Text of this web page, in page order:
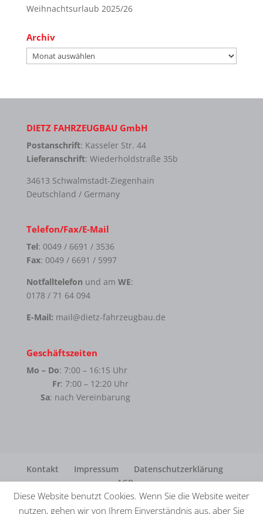
Weihnachtsurlaub 2025/26
Archiv
Archiv
DIETZ FAHRZEUGBAU GmbH
Postanschrift: Kasseler Str. 44
Lieferanschrift: Wiederholdstraße 35b
34613 Schwalmstadt-Ziegenhain
Deutschland / Germany
Telefon/Fax/E-Mail
Tel: 0049 / 6691 / 3536
Fax: 0049 / 6691 / 5997
Notfalltelefon und am WE:
0178 / 71 64 094
E-Mail: mail@dietz-fahrzeugbau.de
Geschäftszeiten
Mo – Do: 7:00 – 16:15 Uhr
Fr: 7:00 – 12:20 Uhr
Sa: nach Vereinbarung
Kontakt Impressum
Datenschutzerklärung
AGB
Diese Website benutzt Cookies. Wenn Sie die Website weiter
nutzen, gehen wir von Ihrem Einverständnis aus, aber Sie